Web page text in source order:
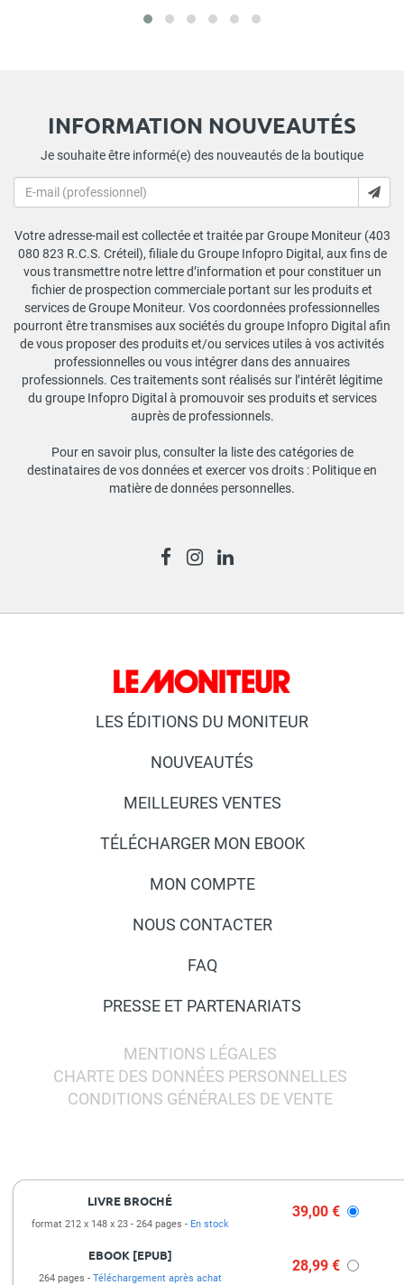
LIVRE BROCHÉ
format 212 x 148 x 23 264 pages En stock
39,00 €
EBOOK [EPUB]
264 pages Téléchargement après achat
28,99 €
INFORMATION NOUVEAUTÉS
Je souhaite être informé(e) des nouveautés de la boutique
Votre adresse-mail est collectée et traitée par Groupe Moniteur (403
080 823 R.C.S. Créteil), filiale du Groupe Infopro Digital, aux fins de
vous transmettre notre lettre d’information et pour constituer un
fichier de prospection commerciale portant sur les produits et
services de Groupe Moniteur. Vos coordonnées professionnelles
pourront être transmises aux sociétés du groupe Infopro Digital afin
de vous proposer des produits et/ou services utiles à vos activités
professionnelles ou vous intégrer dans des annuaires
professionnels. Ces traitements sont réalisés sur l’intérêt légitime
du groupe Infopro Digital à promouvoir ses produits et services
auprès de professionnels.
Pour en savoir plus, consulter la liste des catégories de
destinataires de vos données et exercer vos droits : Politique en
matière de données personnelles.
LES ÉDITIONS DU MONITEUR
NOUVEAUTÉS
MEILLEURES VENTES
TÉLÉCHARGER MON EBOOK
MON COMPTE
NOUS CONTACTER
FAQ
PRESSE ET PARTENARIATS
MENTIONS LÉGALES
CHARTE DES DONNÉES PERSONNELLES
CONDITIONS GÉNÉRALES DE VENTE